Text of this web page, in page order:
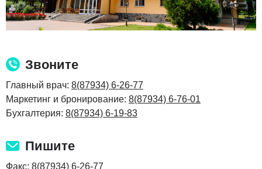
Звоните
Главный врач: 8(87934) 6-26-77
Маркетинг и бронирование: 8(87934) 6-76-01
Бухгалтерия: 8(87934) 6-19-83
Пишите
Факс: 8(87934) 6-26-77